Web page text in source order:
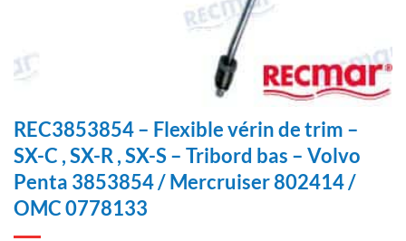
REC3853854 – Flexible vérin de trim –
SX-C , SX-R , SX-S – Tribord bas – Volvo
Penta 3853854 / Mercruiser 802414 /
OMC 0778133